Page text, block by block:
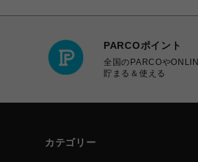
PARCOポイント
全国のPARCOや
貯まる＆使える
カテゴリー